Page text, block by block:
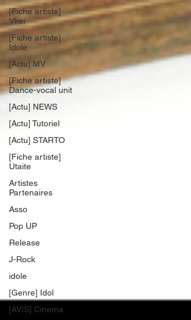
[Fiche artiste]
Vkei
[Fiche artiste]
Idole
[Actu] MV
[Fiche artiste]
Dance-vocal unit
[Actu] NEWS
[Actu] Tutoriel
[Actu] STARTO
[Fiche artiste]
Utaite
Artistes
Partenaires
Asso
Pop UP
Release
J-Rock
idole
[Genre] Idol
[AVIS] Cinema